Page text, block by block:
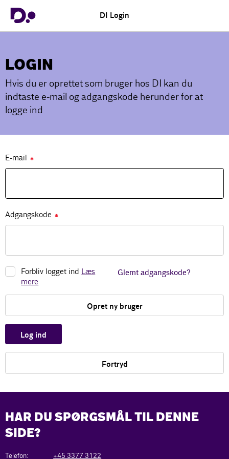
DI Login
LOGIN
Hvis du er oprettet som bruger hos DI kan du
indtaste e-mail og adgangskode herunder for at
logge ind
E-mail ✱
Adgangskode ✱
Forbliv logget ind Læs
mere
Glemt adgangskode?
Opret ny bruger
Log ind
Fortryd
HAR DU SPØRGSMÅL TIL DENNE
SIDE?
Telefon: +45 3377 3122